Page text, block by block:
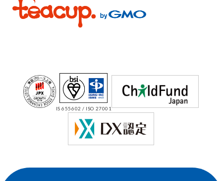
IS 655602 / ISO 27001